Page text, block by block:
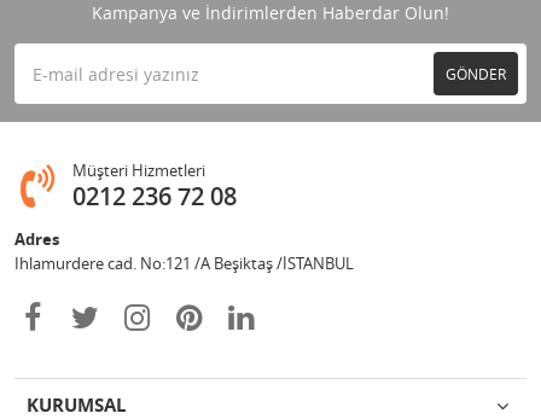
Kampanya ve İndirimlerden Haberdar Olun!
GÖNDER
Müşteri Hizmetleri
0212 236 72 08
Adres
Ihlamurdere cad. No:121 /A Beşiktaş /İSTANBUL
KURUMSAL